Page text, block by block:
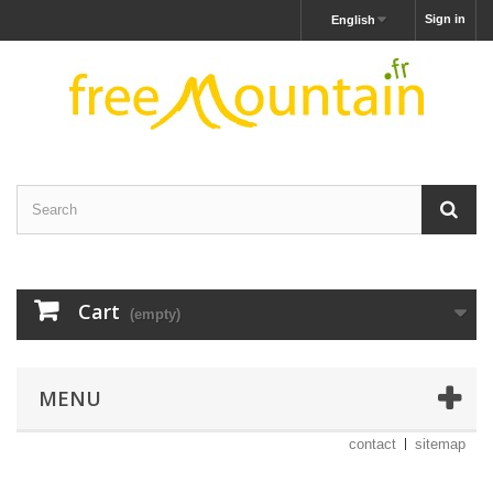
Sign in
English
Cart (empty)
MENU
contact sitemap